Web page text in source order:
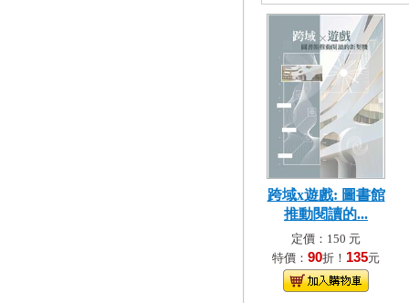
跨域x遊戲: 圖書館
推動閱讀的...
定價：150 元
特價： 90折！ 135元